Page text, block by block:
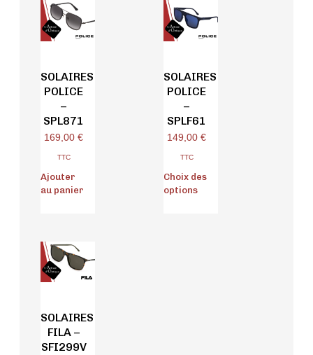
SOLAIRES
POLICE
–
SPL871
169,00 €
TTC
Ajouter
au panier
SOLAIRES
POLICE
–
SPLF61
149,00 €
TTC
Choix des
options
SOLAIRES
FILA –
SFI299V